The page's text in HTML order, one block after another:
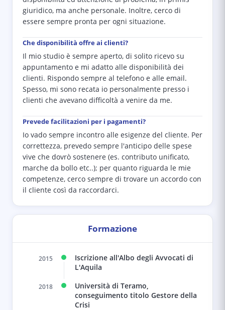
giuridico, ma anche personale. Inoltre, cerco di
essere sempre pronta per ogni situazione.
Che disponibilità offre ai clienti?
Il mio studio è sempre aperto, di solito ricevo su
appuntamento e mi adatto alle disponibilità dei
clienti. Rispondo sempre al telefono e alle email.
Spesso, mi sono recata io personalmente presso i
clienti che avevano difficoltà a venire da me.
Prevede facilitazioni per i pagamenti?
Io vado sempre incontro alle esigenze del cliente. Per
correttezza, prevedo sempre l'anticipo delle spese
vive che dovrò sostenere (es. contributo unificato,
marche da bollo etc..); per quanto riguarda le mie
competenze, cerco sempre di trovare un accordo con
il cliente così da raccordarci.
Formazione
2015
Iscrizione all'Albo degli Avvocati di
L'Aquila
2018
Università di Teramo,
conseguimento titolo Gestore della
Crisi